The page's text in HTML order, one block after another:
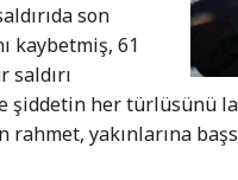
son
kaybetmiş, 61
saldırı
her türlüsünü
rahmet, yakınlarına